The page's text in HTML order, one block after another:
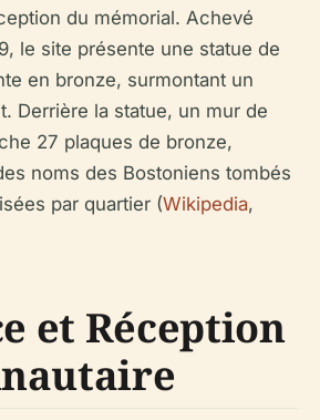
du mémorial. Achevé
le site présente une statue de
en bronze, surmontant un
Derrière la statue, un mur de
27 plaques de bronze,
noms des Bostoniens tombés
par quartier (Wikipedia,
et Réception